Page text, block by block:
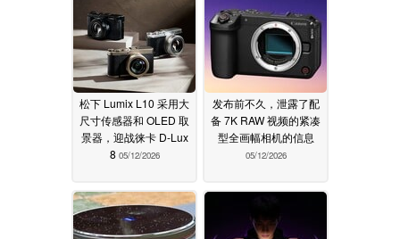
松下 Lumix L10 采用大
尺寸传感器和 OLED 取
景器，迎战徕卡 D-Lux
8 05/12/2026
发布前不久，泄露了配
备 7K RAW 视频的紧凑
型全画幅相机的信息
05/12/2026